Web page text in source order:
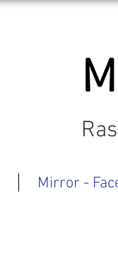
Mirror -